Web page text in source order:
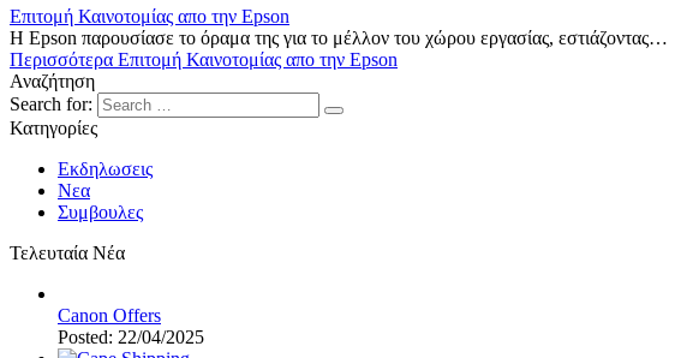
Επιτομή Καινοτομίας απο την Epson
Η Epson παρουσίασε το όραμα της για το μέλλον του χώρου εργασίας, εστιάζοντας…
Περισσότερα Επιτομή Καινοτομίας απο την Epson
Αναζήτηση
Search for:
Κατηγορίες
Εκδηλωσεις
Νεα
Συμβουλες
Τελευταία Νέα
Canon Offers
Posted: 22/04/2025